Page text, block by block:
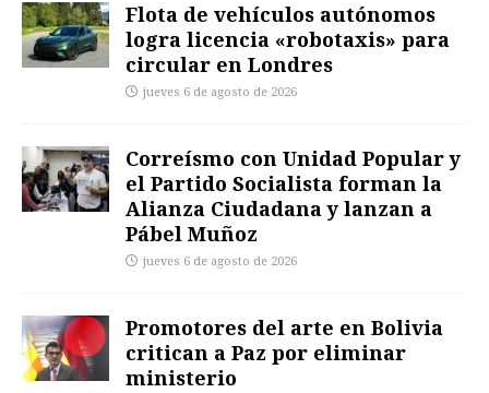
Flota de vehículos autónomos
logra licencia «robotaxis» para
circular en Londres
jueves 6 de agosto de 2026
Correísmo con Unidad Popular y
el Partido Socialista forman la
Alianza Ciudadana y lanzan a
Pábel Muñoz
jueves 6 de agosto de 2026
Promotores del arte en Bolivia
critican a Paz por eliminar
ministerio